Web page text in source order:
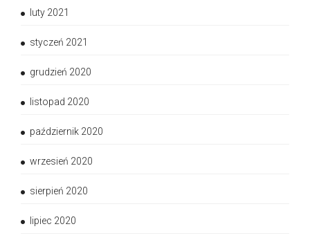
luty 2021
styczeń 2021
grudzień 2020
listopad 2020
październik 2020
wrzesień 2020
sierpień 2020
lipiec 2020